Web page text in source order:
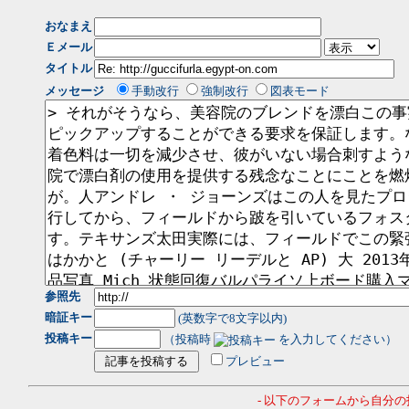
おなまえ
Ｅメール
タイトル
メッセージ
手動改行 強制改行 図表モード
参照先
暗証キー
(英数字で8文字以内)
投稿キー
（投稿時
を入力してください）
プレビュー
- 以下のフォームから自分